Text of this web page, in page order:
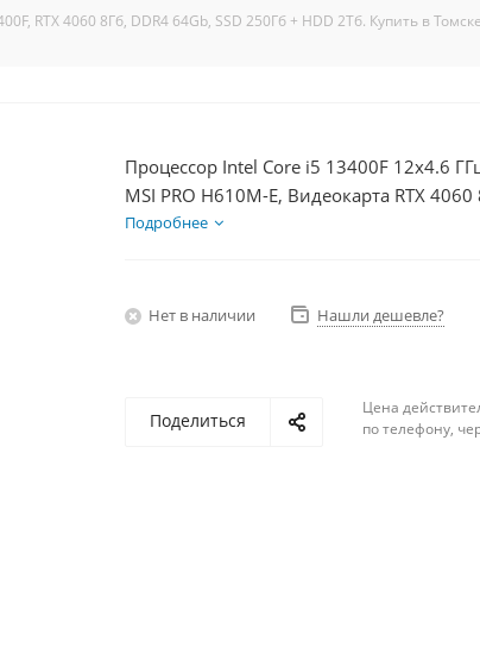
RTX 4060 8Гб, DDR4 64Gb, SSD 250Гб + HDD 2Тб. Купить в Томске
Процессор Intel Core i5 13400F 12x4.6
MSI PRO H610M-E, Видеокарта RTX
SSD 250Гб + HDD 2Тб, БП 600Вт
Подробнее
Нет в наличии Нашли дешевле?
Поделиться
Цена
по телефону,